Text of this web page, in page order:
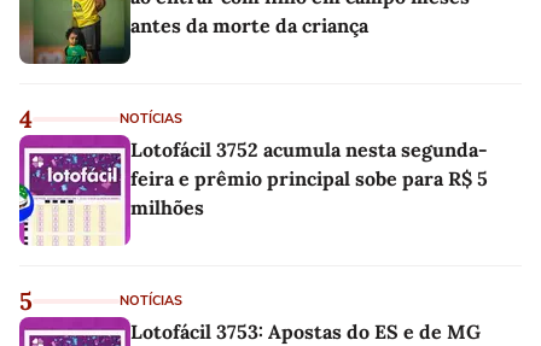
antes da morte da criança
4 NOTÍCIAS
Lotofácil 3752 acumula nesta segunda-
feira e prêmio principal sobe para R$ 5
milhões
5 NOTÍCIAS
Lotofácil 3753: Apostas do ES e de MG